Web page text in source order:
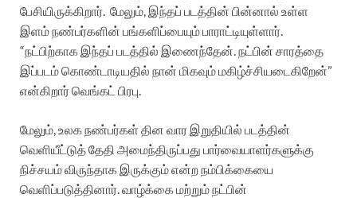
பேசியிருக்கிறார். மேலும், இந்தப் படத்தின் பின்னால் உள்ள
இளம் நண்பர்களின் பங்களிப்பையும் பாராட்டியுள்ளார்.
“நட்பிற்காக இந்தப் படத்தில் இணைந்தேன். நட்பின் சாரத்தை
இப்படம் கொண்டாடியதில் நான் மிகவும் மகிழ்ச்சியடைகிறேன்”
என்கிறார் வெங்கட் பிரபு.
மேலும், உலக நண்பர்கள் தின வார இறுதியில் படத்தின்
வெளியீட்டுத் தேதி அமைந்திருப்பது பார்வையாளர்களுக்கு
நிச்சயம் விருந்தாக இருக்கும் என்ற நம்பிக்கையை
வெளிப்படுத்தினார். வாழ்க்கை மற்றும் நட்பின்